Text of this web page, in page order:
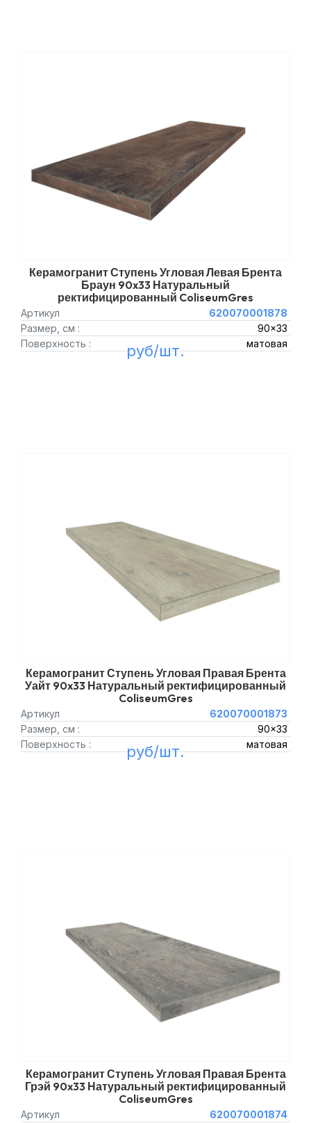
Керамогранит Ступень Угловая Левая Брента
Браун 90x33 Натуральный
ректифицированный ColiseumGres
Артикул
620070001878
Размер, см :
90x33
Поверхность :
матовая
руб/шт.
Керамогранит Ступень Угловая Правая Брента
Уайт 90x33 Натуральный ректифицированный
ColiseumGres
Артикул
620070001873
Размер, см :
90x33
Поверхность :
матовая
руб/шт.
Керамогранит Ступень Угловая Правая Брента
Грэй 90x33 Натуральный ректифицированный
ColiseumGres
Артикул
620070001874